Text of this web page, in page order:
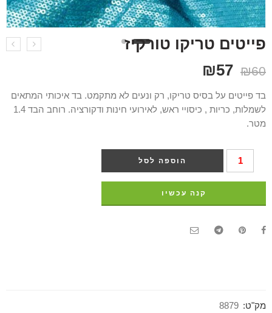
פייטים טריקו טורקיז
₪60
₪57
בד פייטים על בסיס טריקו, רק ונעים לא מתקמט. בד איכותי המתאים
לשמלות, כריות , כיסויי ראש, לאירועי חינות ודקורציה. רוחב הבד 1.4
מטר.
הוספה לסל
קנה עכשיו
מק"ט: 8879